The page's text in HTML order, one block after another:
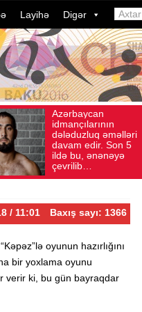
Layihə Digər
Azərbaycan
idmançılarının
dələduzluq əməlləri
davam edir. Son 5
ildə bu, ənənəyə
çevrilib…
Baxış sayı: 136
04, 2026
/ 11:01 Baxış sayı: 1366
oyunun hazırlığını
bir yoxlama oyunu
verir ki, bu gün bayraqdar